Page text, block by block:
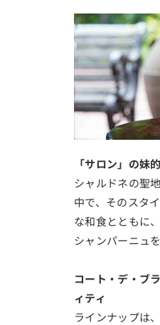
「サロン」の妹
シャルドネの聖
中で、そのスタ
な和食とともに
シャンパーニュ
コート・デ・ブ
ィティ
ラインナップは